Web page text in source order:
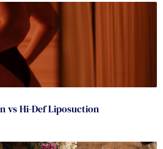
vs Hi-Def Liposuction